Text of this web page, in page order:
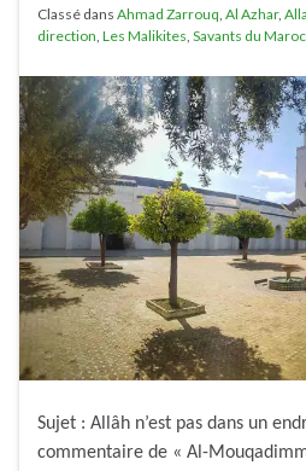
Classé dans Ahmad Zarrouq, Al Azhar,
direction, Les Malikites, Savants du Maroc
Sujet : Allâh n’est pas dans un
commentaire de « Al-